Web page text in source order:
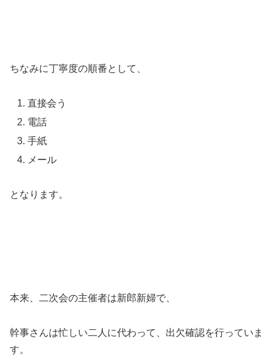
ちなみに丁寧度の順番として、
直接会う
電話
手紙
メール
となります。
本来、二次会の主催者は新郎新婦で、
幹事さんは忙しい二人に代わって、出欠確認を行っていま
す。